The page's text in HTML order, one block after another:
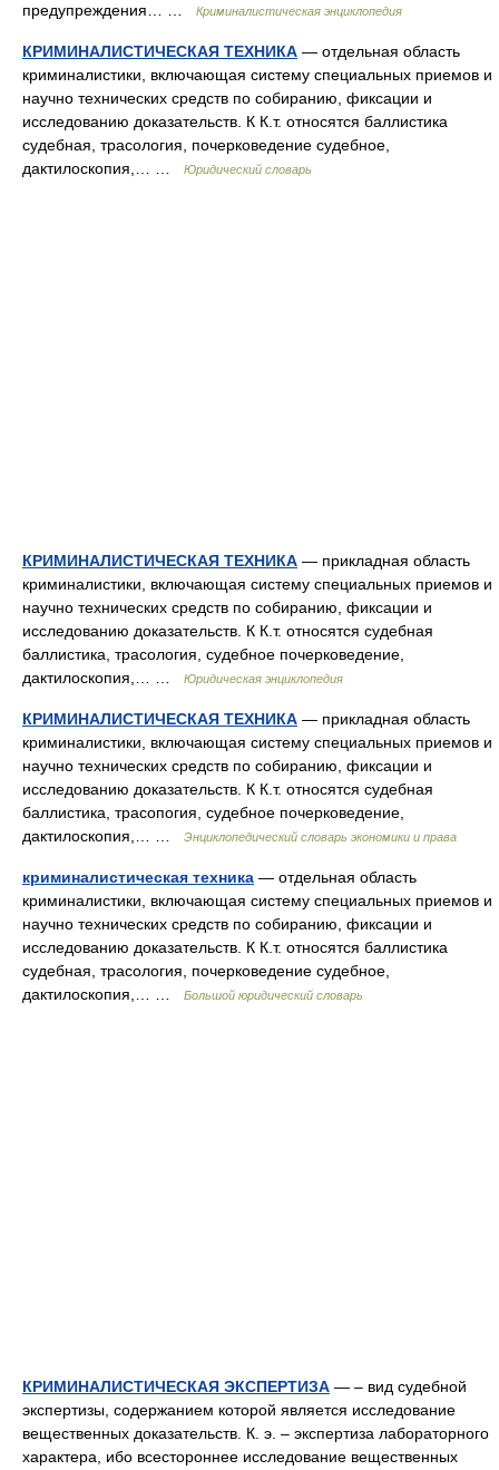
предупреждения… …
Криминалистическая энциклопедия
КРИМИНАЛИСТИЧЕСКАЯ ТЕХНИКА — отдельная область
криминалистики, включающая систему специальных приемов и
научно технических средств по собиранию, фиксации и
исследованию доказательств. К К.т. относятся баллистика
судебная, трасология, почерковедение судебное,
дактилоскопия,… …
Юридический словарь
КРИМИНАЛИСТИЧЕСКАЯ ТЕХНИКА — прикладная область
криминалистики, включающая систему специальных приемов и
научно технических средств по собиранию, фиксации и
исследованию доказательств. К К.т. относятся судебная
баллистика, трасология, судебное почерковедение,
дактилоскопия,… …
Юридическая энциклопедия
КРИМИНАЛИСТИЧЕСКАЯ ТЕХНИКА — прикладная область
криминалистики, включающая систему специальных приемов и
научно технических средств по собиранию, фиксации и
исследованию доказательств. К К.т. относятся судебная
баллистика, трасопогия, судебное почерковедение,
дактилоскопия,… …
Энциклопедический словарь экономики и права
криминалистическая техника — отдельная область
криминалистики, включающая систему специальных приемов и
научно технических средств по собиранию, фиксации и
исследованию доказательств. К К.т. относятся баллистика
судебная, трасология, почерковедение судебное,
дактилоскопия,… …
Большой юридический словарь
КРИМИНАЛИСТИЧЕСКАЯ ЭКСПЕРТИЗА — – вид судебной
экспертизы, содержанием которой является исследование
вещественных доказательств. К. э. – экспертиза лабораторного
характера, ибо всестороннее исследование вещественных